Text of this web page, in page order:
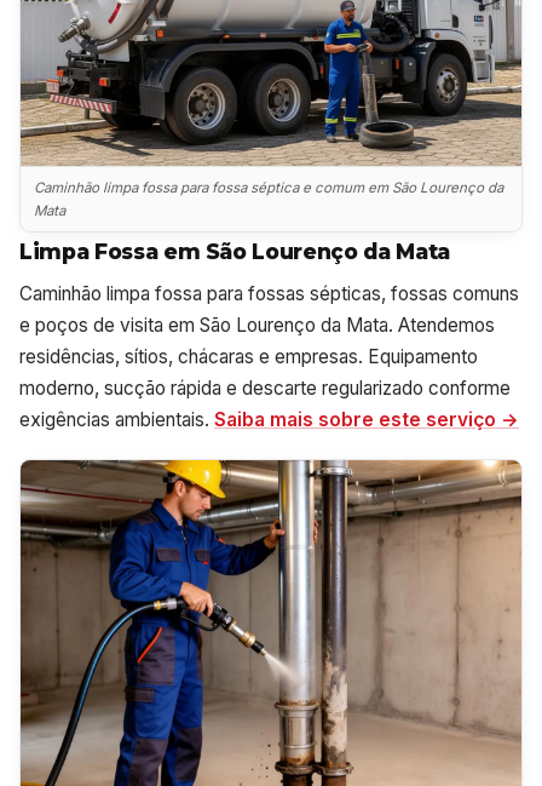
Caminhão limpa fossa para fossa séptica e comum em São Lourenço da
Mata
Limpa Fossa em São Lourenço da Mata
Caminhão limpa fossa para fossas sépticas, fossas comuns
e poços de visita em São Lourenço da Mata. Atendemos
residências, sítios, chácaras e empresas. Equipamento
moderno, sucção rápida e descarte regularizado conforme
exigências ambientais. Saiba mais sobre este serviço →